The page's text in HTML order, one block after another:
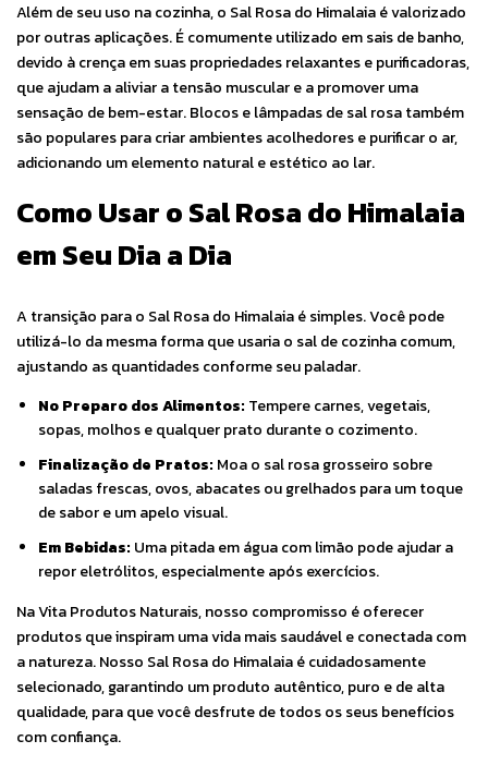
Além de seu uso na cozinha, o Sal Rosa do Himalaia é valorizado
por outras aplicações. É comumente utilizado em sais de banho,
devido à crença em suas propriedades relaxantes e purificadoras,
que ajudam a aliviar a tensão muscular e a promover uma
sensação de bem-estar. Blocos e lâmpadas de sal rosa também
são populares para criar ambientes acolhedores e purificar o ar,
adicionando um elemento natural e estético ao lar.
Como Usar o Sal Rosa do Himalaia
em Seu Dia a Dia
A transição para o Sal Rosa do Himalaia é simples. Você pode
utilizá-lo da mesma forma que usaria o sal de cozinha comum,
ajustando as quantidades conforme seu paladar.
No Preparo dos Alimentos: Tempere carnes, vegetais,
sopas, molhos e qualquer prato durante o cozimento.
Finalização de Pratos: Moa o sal rosa grosseiro sobre
saladas frescas, ovos, abacates ou grelhados para um toque
de sabor e um apelo visual.
Em Bebidas: Uma pitada em água com limão pode ajudar a
repor eletrólitos, especialmente após exercícios.
Na Vita Produtos Naturais, nosso compromisso é oferecer
produtos que inspiram uma vida mais saudável e conectada com
a natureza. Nosso Sal Rosa do Himalaia é cuidadosamente
selecionado, garantindo um produto autêntico, puro e de alta
qualidade, para que você desfrute de todos os seus benefícios
com confiança.